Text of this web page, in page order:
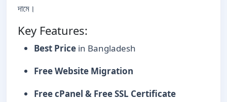
দামে।
Key Features:
Best Price in Bangladesh
Free Website Migration
Free cPanel & Free SSL Certificate